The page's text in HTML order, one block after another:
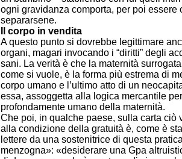
ogni gravidanza comporta, per poi essere
separarsene.
Il corpo in vendita
A questo punto si dovrebbe legittimare
organi, magari invocando i “diritti” degli
sani. La verità è che la maternità
come si vuole, è la forma più estrema di
corpo umano e l’ultimo atto di un
essa, assoggetta alla logica mercantile
profondamente umano della maternità.
Che poi, in qualche paese, sulla carta ciò
alla condizione della gratuità è, come è
lettere da una sostenitrice di questa
menzogna»: «desiderare una Gpa